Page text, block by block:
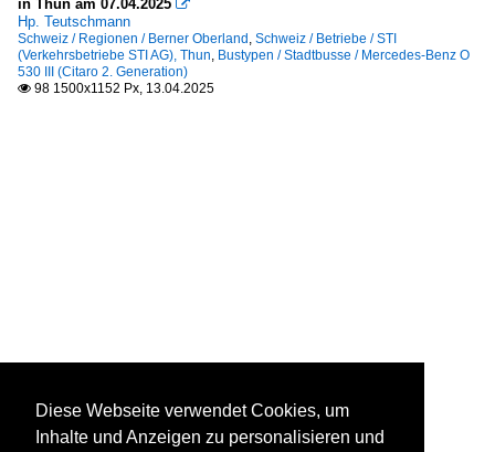
in Thun am 07.04.2025 
Hp. Teutschmann
Schweiz / Regionen / Berner Oberland , Schweiz / Betriebe / STI
(Verkehrsbetriebe STI AG), Thun, Bustypen / Stadtbusse / Mercedes-Benz O
530 III (Citaro 2. Generation)
 98 1500x1152 Px, 13.04.2025
Diese Webseite verwendet Cookies, um
Inhalte und Anzeigen zu personalisieren und